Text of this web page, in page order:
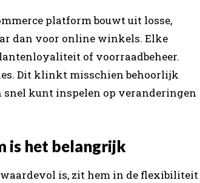
platform bouwt uit losse,
dan voor online winkels. Elke
of voorraadbeheer.
Dit klinkt misschien behoorlijk
snel kunt inspelen op veranderingen
is het belangrijk
waardevol is, zit hem in de flexibiliteit